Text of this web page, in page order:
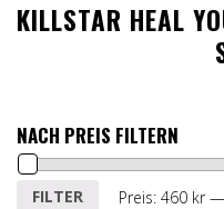
KILLSTAR HEAL
NACH PREIS FILTERN
Min.
Max.
FILTER Preis: 460 kr—